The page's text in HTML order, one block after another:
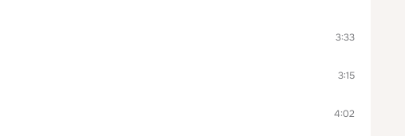
3:33
3:15
4:02